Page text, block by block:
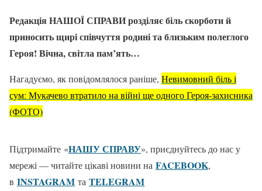
Редакція НАШОЇ СПРАВИ розділяє біль скорботи й
приносить щирі співчуття родині та близьким полеглого
Героя! Вічна, світла пам’ять…
Нагадуємо, як повідомлялося раніше, Невимовний біль і
сум: Мукачево втратило на війні ще одного Героя-захисника
(ФОТО)
Підтримайте «НАШУ СПРАВУ», приєднуйтесь до нас у
мережі — читайте цікаві новини на FACEBOOK,
в ІNSTAGRAM та TELEGRAM